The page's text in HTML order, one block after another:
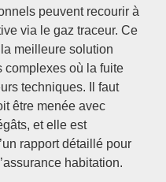
peuvent recourir à
via le gaz traceur. Ce
meilleure solution
complexes où la fuite
techniques. Il faut
être menée avec
et elle est
rapport détaillé pour
habitation.